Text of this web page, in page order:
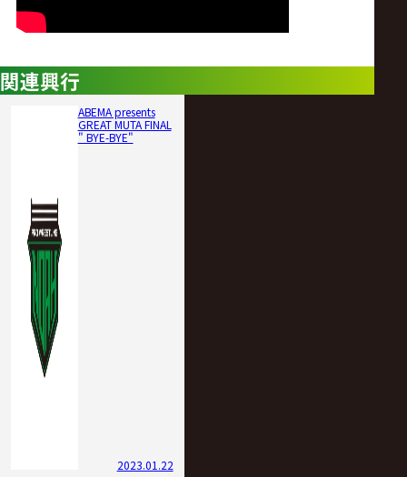
関連興行
ABEMA presents
GREAT MUTA FINAL
" BYE-BYE"
2023.01.22